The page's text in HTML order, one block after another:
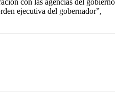
ejecutiva del gobernador”,